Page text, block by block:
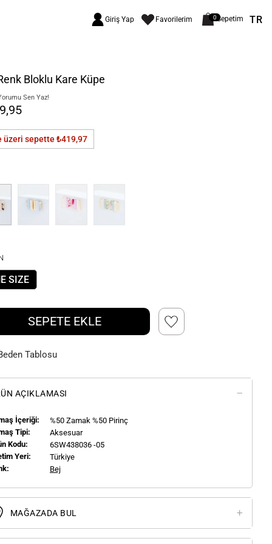
Giriş Yap Favorilerim 0Sepetim TR
Bloklu Kare Küpe
Sen Yaz!
üzeri sepette ₺419,97
SIZE
SEPETE EKLE
Tablosu
AÇIKLAMASI
İçeriği:
%50 Zamak %50 Pirinç
Tipi:
Aksesuar
Kodu:
6SW438036 -05
Yeri:
Türkiye
Bej
MAĞAZADA BUL